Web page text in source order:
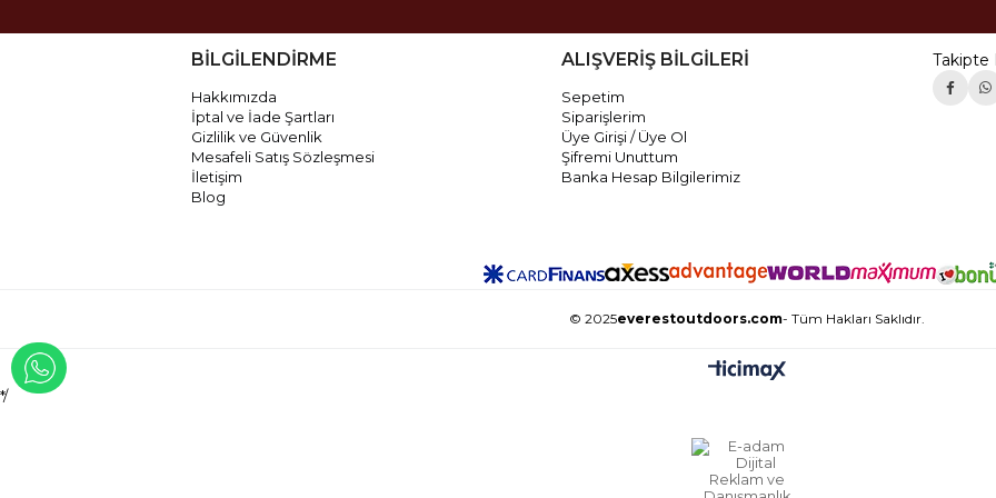
BİLGİLENDİRME
Hakkımızda
İptal ve İade Şartları
Gizlilik ve Güvenlik
Mesafeli Satış Sözleşmesi
İletişim
Blog
ALIŞVERİŞ BİLGİLERİ
Sepetim
Siparişlerim
Üye Girişi / Üye Ol
Şifremi Unuttum
Banka Hesap Bilgilerimiz
Takipte
© 2025everestoutdoors.com- Tüm Hakları Saklıdır.
*/